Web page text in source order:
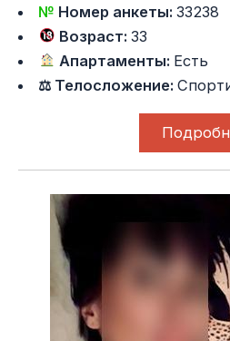
№ Номер анкеты:33238
Возраст:33
Апартаменты: Есть
⚖ Телосложение: